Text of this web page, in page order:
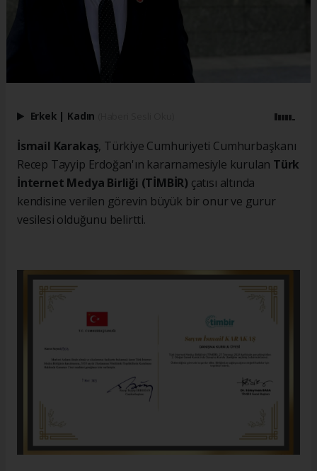
Erkek | Kadın
İsmail Karakaş, Türkiye Cumhuriyeti Cumhurbaşkanı
Recep Tayyip Erdoğan'ın kararnamesiyle kurulan Türk
İnternet Medya Birliği (TİMBİR) çatısı altında
kendisine verilen görevin büyük bir onur ve gurur
vesilesi olduğunu belirtti.